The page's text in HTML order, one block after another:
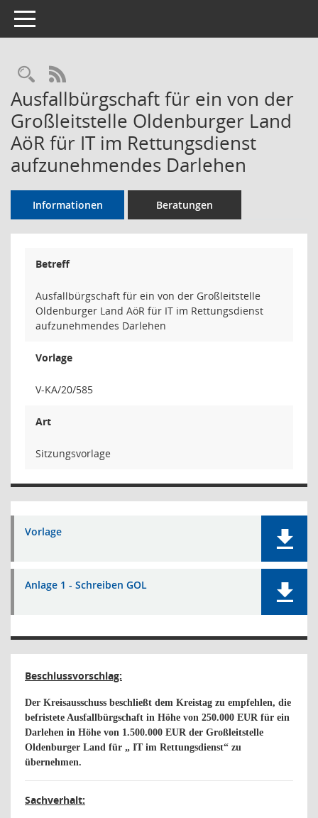
Toggle navigation
Rechercheauswahl
RSS-Feed
Ausfallbürgschaft für ein von der
Großleitstelle Oldenburger Land
AöR für IT im Rettungsdienst
aufzunehmendes Darlehen
Informationen Beratungen
Betreff
Ausfallbürgschaft für ein von der Großleitstelle
Oldenburger Land AöR für IT im Rettungsdienst
aufzunehmendes Darlehen
Vorlage
V-KA/20/585
Art
Sitzungsvorlage
Vorlage
Anlage 1 - Schreiben GOL
Beschlussvorschlag:
Der Kreisausschuss beschließt dem Kreistag zu empfehlen, die
befristete Ausfallbürgschaft in Höhe von 250.000 EUR für ein
Darlehen in Höhe von 1.500.000 EUR der Großleitstelle
Oldenburger Land für „ IT im Rettungsdienst“ zu
übernehmen.
Sachverhalt: